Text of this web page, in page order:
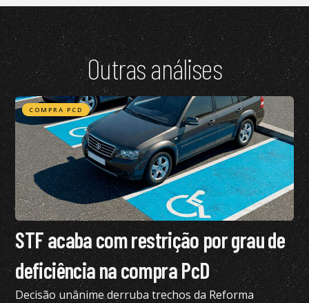
Outras análises
COMPRA PCD
STF acaba com restrição por grau de
deficiência na compra PcD
Decisão unânime derruba trechos da Reforma